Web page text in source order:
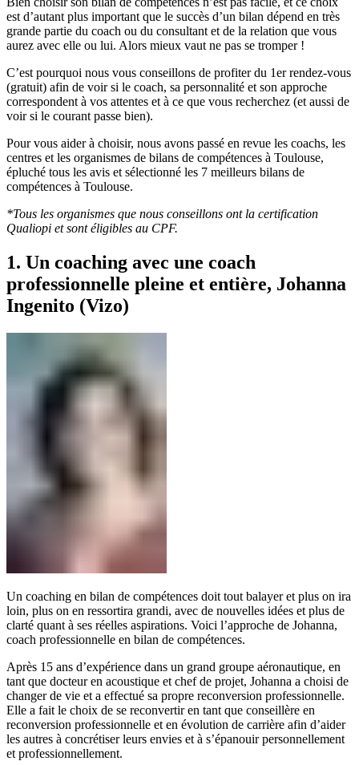
est d’autant plus important que le succès d’un bilan dépend en très
grande partie du coach ou du consultant et de la relation que vous
aurez avec elle ou lui. Alors mieux vaut ne pas se tromper !
C’est pourquoi nous vous conseillons de profiter du 1er rendez-vous
(gratuit) afin de voir si le coach, sa personnalité et son approche
correspondent à vos attentes et à ce que vous recherchez (et aussi de
voir si le courant passe bien).
Pour vous aider à choisir, nous avons passé en revue les coachs, les
centres et les organismes de bilans de compétences à Toulouse,
épluché tous les avis et sélectionné les 7 meilleurs bilans de
compétences à Toulouse.
*Tous les organismes que nous conseillons ont la certification
Qualiopi et sont éligibles au CPF.
1. Un coaching avec une coach
professionnelle pleine et entière, Johanna
Ingenito (Vizo)
Un coaching en bilan de compétences doit tout balayer et plus on ira
loin, plus on en ressortira grandi, avec de nouvelles idées et plus de
clarté quant à ses réelles aspirations. Voici l’approche de Johanna,
coach professionnelle en bilan de compétences.
Après 15 ans d’expérience dans un grand groupe aéronautique, en
tant que docteur en acoustique et chef de projet, Johanna a choisi de
changer de vie et a effectué sa propre reconversion professionnelle.
Elle a fait le choix de se reconvertir en tant que conseillère en
reconversion professionnelle et en évolution de carrière afin d’aider
les autres à concrétiser leurs envies et à s’épanouir personnellement
et professionnellement.